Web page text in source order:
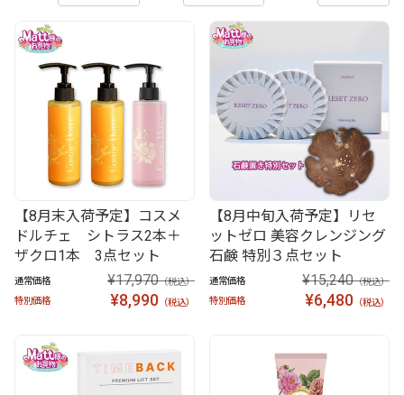
【8月末入荷予定】コスメ
ドルチェ シトラス2本＋
ザクロ1本 3点セット
通常価格 ¥17,970（税込）
特別価格
¥8,990 （税込）
【8月中旬入荷予定】リセ
ットゼロ 美容クレンジング
石鹸 特別３点セット
通常価格 ¥15,240（税込）
特別価格
¥6,480 （税込）